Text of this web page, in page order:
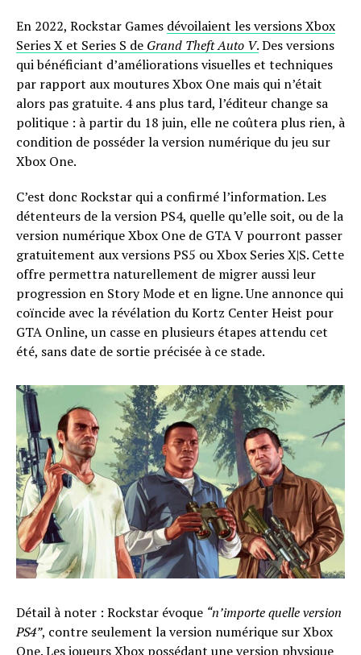
En 2022, Rockstar Games dévoilaient les versions Xbox
Series X et Series S de Grand Theft Auto V.Des versions
qui bénéficiant d’améliorations visuelles et techniques
par rapport aux moutures Xbox One mais qui n’était
alors pas gratuite. 4 ans plus tard, l’éditeur change sa
politique : à partir du 18 juin, elle ne coûtera plus rien, à
condition de posséder la version numérique du jeu sur
Xbox One.
C’est donc Rockstar qui a confirmé l’information. Les
détenteurs de la version PS4, quelle qu’elle soit, ou de la
version numérique Xbox One de GTA V pourront passer
gratuitement aux versions PS5 ou Xbox Series X|S. Cette
offre permettra naturellement de migrer aussi leur
progression en Story Mode et en ligne. Une annonce qui
coïncide avec la révélation du Kortz Center Heist pour
GTA Online, un casse en plusieurs étapes attendu cet
été, sans date de sortie précisée à ce stade.
Détail à noter : Rockstar évoque “n’importe quelle version
PS4”, contre seulement la version numérique sur Xbox
One. Les joueurs Xbox possédant une version physique